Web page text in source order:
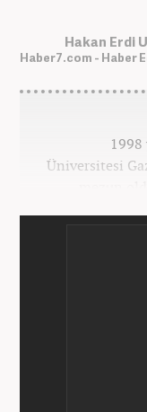
Hakan Erdi
Haber7.com - Haber
1998
Üniversitesi
mezun